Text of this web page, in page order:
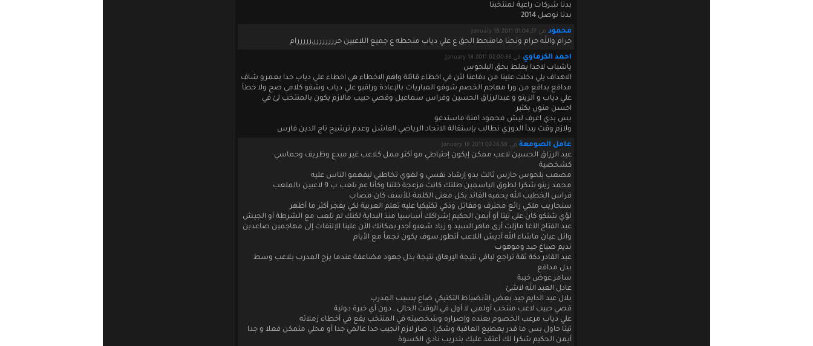
بدنا شركات راعية لمنتخبنا
بدنا نوصل 2014
محمود في January 18 2011 01:04:27
حرام والله حرام ونحنا مامنحط الحق ع علي دياب منحطه ع جميع اللاعبين حرررررررر,رررررام
احمد الكرماوي في January 18 2011 02:00:33
ياشباب لاحدا يغلط بحق البلحوس
الاهداف يلي دخلت علينا من دفاعنا لئن في اخطاء قاتلة واهم الاخطاء هي اخطاء علي دياب حدا بعمرو شاف
مدافع بدافع من ورا مهاجم الخصم شوفو المباريات بالإعادة وراقبو علي دياب وشفو كلامي صح ولا خطأ
علي دياب و الزينو و عبدالرزاق الحسين وفراس سماعيل وقصي حبيب مالازم يكون بالمنتخب لئ في
احسن منون بكتير
بس بدي اعرف ليش محمود امنة ماستدعو
ولازم وقت يبدأ الدوري نطالب بإستقالة الاتحاد الرياضي الفاشل وعدم ترشيح تاج الدين فارس
عامل الصومعة في January 18 2011 02:26:58
عبد الرزاق الحسين لاعب ممكن إيكون إحتياطي مو أكتر ممل كلاعب غير مبدع وظريف وحماسي
كشخصية
مصعب بلحوس حارس ثالث بدو إرشاد نفسي و لغوي تخاطبي ليفهمو الناس عليه
محمد زينو شكرا لطوق الياسمين طلتك كانت مزعجة خلتنا وكأنا عم نلعب ب 9 لاعبين بالملعب
فراس الخطيب الله يحميه القائد بكل معنى الكلمة للأسف كان مصاب
سنحاريب ملكي رائع محترف ومقاتل وذكي تكتيكيا عليه تعلم العربية لكي يفجر أكثر ما أظهر
لؤي شنكو كان على تيتا أو أيمن الحكيم إشراكك أساسيا منذ البداية لكنك لم تلعب مع الشرطة أو الجيش
عبد الفتاح الآغا مازلت أرى ماهر السيد و زياد شعبو أجدر بمكانك الآن علينا الإلتفات إلى مهاجمين صاعدين
وائل عيان ماشاء الله أديش اللاعب أتطور سوف يكون نجماً مع الأيام
نديم صباغ جيد وموهوب
عبد القادر دكة ثقة تراجع لياقي نتيجة الإرهاق نتيجة بذل جهود مضاعفة عندما يزج المدرب بلاعب وسط
بدل مدافع
سامر عوض خيبة
عادل العبد الله لاشئ
بلال عبد الدايم جيد بعض الأنضباط التكتيكي ضاع بسبب المدرب
قصي حبيب لاعب منتخب أولمبي لا أول في الوقت الحالي , دون أي خبرة دولية
علي دياب مرعب الخصوم بعنده وإصراره وشخصيته في المنتخب يقع في أخطاء زملائه
تيتا حاول بس ما قدر يعطيع العافية وشكرا , صار لازم انجيب حدا عالمي جدا أو محلي متمكن فعلا و جدا
أيمن الحكيم شكرا لك أعتقد عليك بتدريب نادي الكسوة